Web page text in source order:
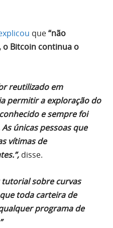
que“não
Bitcoin continua o
reutilizado em
permitir a exploração do
e sempre foi
únicas pessoas que
vítimas de
disse.
sobre curvas
toda carteira de
programa de